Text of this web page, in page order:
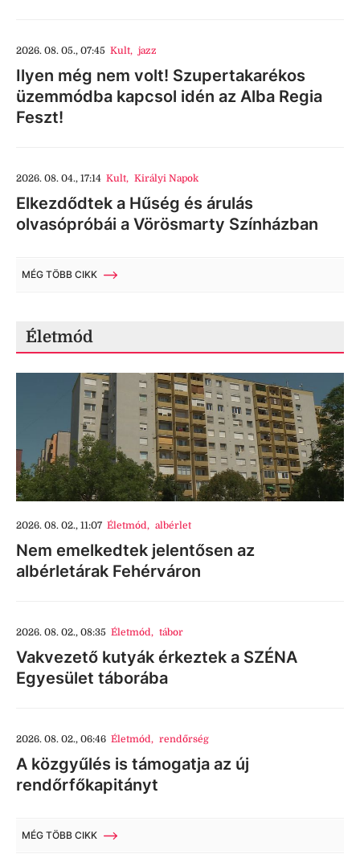
2026. 08. 05., 07:45 Kult, jazz
Ilyen még nem volt! Szupertakarékos
üzemmódba kapcsol idén az Alba Regia
Feszt!
2026. 08. 04., 17:14 Kult, Királyi Napok
Elkezdődtek a Hűség és árulás
olvasópróbái a Vörösmarty Színházban
MÉG TÖBB CIKK
Életmód
2026. 08. 02., 11:07 Életmód, albérlet
Nem emelkedtek jelentősen az
albérletárak Fehérváron
2026. 08. 02., 08:35 Életmód, tábor
Vakvezető kutyák érkeztek a SZÉNA
Egyesület táborába
2026. 08. 02., 06:46 Életmód, rendőrség
A közgyűlés is támogatja az új
rendőrfőkapitányt
MÉG TÖBB CIKK